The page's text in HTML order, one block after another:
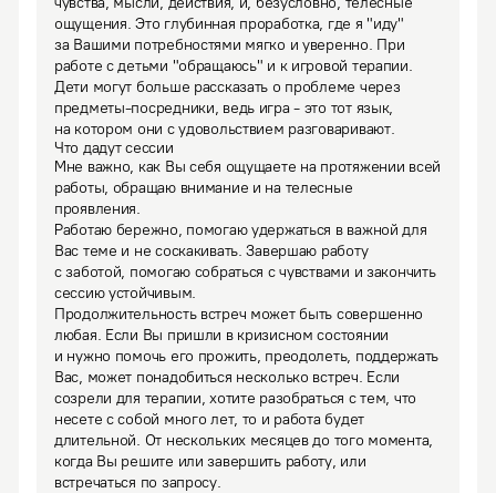
ощущения. Это глубинная проработка, где я "иду"
за Вашими потребностями мягко и уверенно. При
работе с детьми "обращаюсь" и к игровой терапии.
Дети могут больше рассказать о проблеме через
предметы-посредники, ведь игра - это тот язык,
на котором они с удовольствием разговаривают.
Что дадут сессии
Мне важно, как Вы себя ощущаете на протяжении всей
работы, обращаю внимание и на телесные
проявления.
Работаю бережно, помогаю удержаться в важной для
Вас теме и не соскакивать. Завершаю работу
с заботой, помогаю собраться с чувствами и закончить
сессию устойчивым.
Продолжительность встреч может быть совершенно
любая. Если Вы пришли в кризисном состоянии
и нужно помочь его прожить, преодолеть, поддержать
Вас, может понадобиться несколько встреч. Если
созрели для терапии, хотите разобраться с тем, что
несете с собой много лет, то и работа будет
длительной. От нескольких месяцев до того момента,
когда Вы решите или завершить работу, или
встречаться по запросу.